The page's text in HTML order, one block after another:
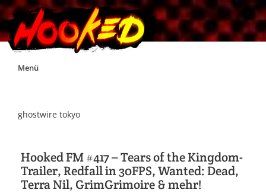
Skip
Menü
Impressum
ghostwire tokyo
Hooked FM #417 – Tears of the Kingdom-
Trailer, Redfall in 30FPS, Wanted: Dead,
Terra Nil, GrimGrimoire & mehr!